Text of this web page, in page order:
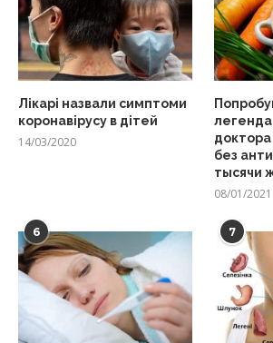
Лікарі назвали симптоми
коронавірусу в дітей
14/03/2020
без
тысячи
08/01/2021
6 7